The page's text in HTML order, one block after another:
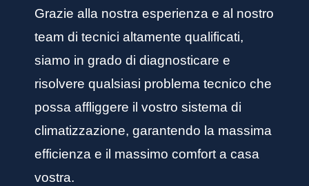
Grazie alla nostra esperienza e al nostro
team di tecnici altamente qualificati,
siamo in grado di diagnosticare e
risolvere qualsiasi problema tecnico che
possa affliggere il vostro sistema di
climatizzazione, garantendo la massima
efficienza e il massimo comfort a casa
vostra.